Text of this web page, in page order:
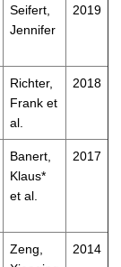
Seifert,
Jennifer
2019
Richter,
Frank et
al.
2018
Banert,
Klaus*
et al.
2017
Zeng,
2014